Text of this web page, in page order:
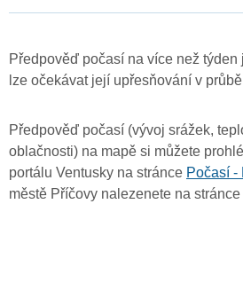
Předpověď počasí na více než týden
lze očekávat její upřesňování v
Předpověď počasí (vývoj srážek,
oblačnosti) na mapě si můžete
portálu Ventusky na stránce Počasí -
městě Příčovy nalezenete na stránce